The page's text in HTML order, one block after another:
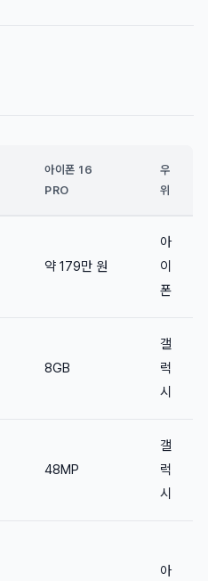
아이폰 16
PRO
우
위
약 179만 원
아
이
폰
8GB
갤
럭
시
48MP
갤
럭
시
아